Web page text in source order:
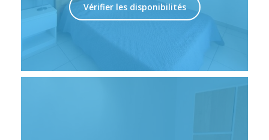
Vérifier les disponibilités